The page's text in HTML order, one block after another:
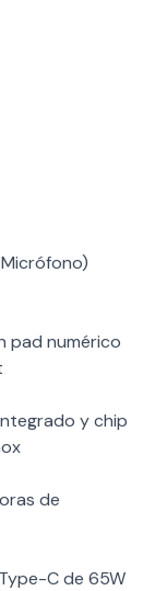
pad numérico
y chip
de
C de 65W